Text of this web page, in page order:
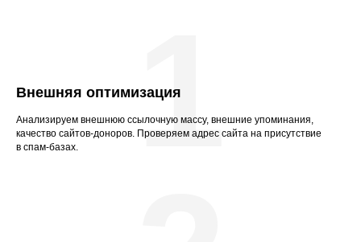
Внешняя оптимизация
Анализируем внешнюю ссылочную массу, внешние упоминания,
качество сайтов-доноров. Проверяем адрес сайта на присутствие
в спам-базах.
1